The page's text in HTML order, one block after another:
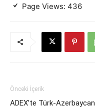
Page Views: 436
Önceki İçerik
ADEX’te Türk-Azerbaycan